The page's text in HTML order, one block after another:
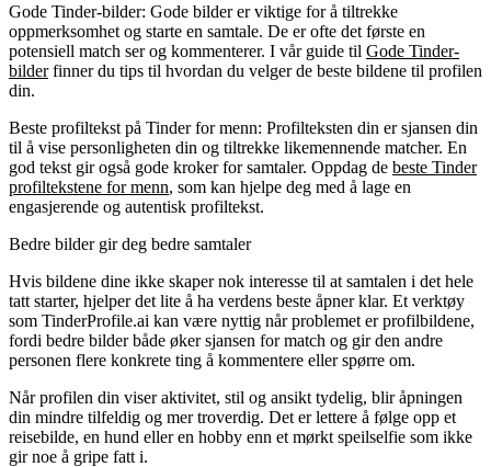
Gode Tinder-bilder: Gode bilder er viktige for å tiltrekke
oppmerksomhet og starte en samtale. De er ofte det første en
potensiell match ser og kommenterer. I vår guide til Gode Tinder-
bilderfinner du tips til hvordan du velger de beste bildene til profilen
din.
Beste profiltekst på Tinder for menn: Profilteksten din er sjansen din
til å vise personligheten din og tiltrekke likemennende matcher. En
god tekst gir også gode kroker for samtaler. Oppdag de beste Tinder
profiltekstene for menn, som kan hjelpe deg med å lage en
engasjerende og autentisk profiltekst.
Bedre bilder gir deg bedre samtaler
Hvis bildene dine ikke skaper nok interesse til at samtalen i det hele
tatt starter, hjelper det lite å ha verdens beste åpner klar. Et verktøy
som TinderProfile.ai kan være nyttig når problemet er profilbildene,
fordi bedre bilder både øker sjansen for match og gir den andre
personen flere konkrete ting å kommentere eller spørre om.
Når profilen din viser aktivitet, stil og ansikt tydelig, blir åpningen
din mindre tilfeldig og mer troverdig. Det er lettere å følge opp et
reisebilde, en hund eller en hobby enn et mørkt speilselfie som ikke
gir noe å gripe fatt i.